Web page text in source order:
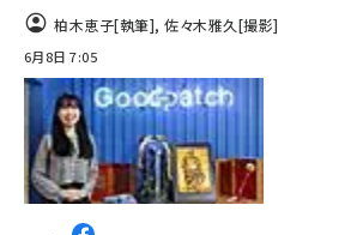
柏木恵子[執筆],佐々木雅久[撮影]
6月8日 7:05